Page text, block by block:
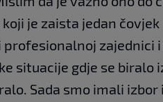
je zaista jedan čovjek
zajednici
situacije gdje se biralo
Sada smo imali izbor